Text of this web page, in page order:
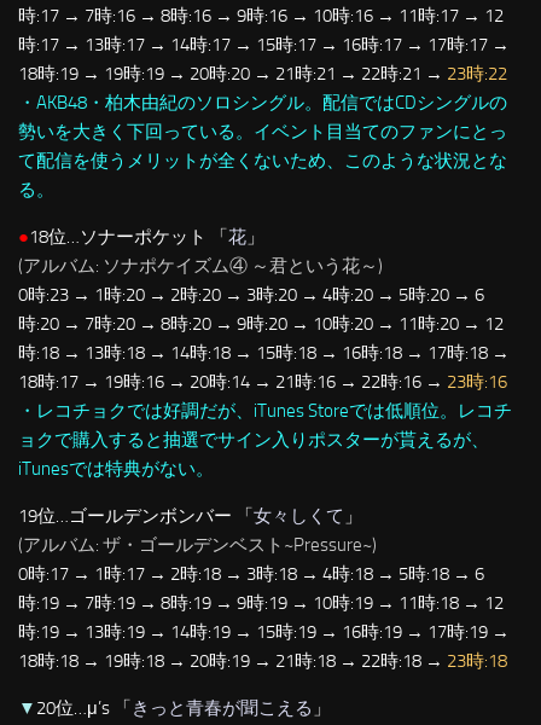
時:17 → 7時:16 → 8時:16 → 9時:16 → 10時:16 → 11時:17 → 12
時:17 → 13時:17 → 14時:17 → 15時:17 → 16時:17 → 17時:17 →
18時:19 → 19時:19 → 20時:20 → 21時:21 → 22時:21 → 23時:22
・AKB48・柏木由紀のソロシングル。配信ではCDシングルの
勢いを大きく下回っている。イベント目当てのファンにとっ
て配信を使うメリットが全くないため、このような状況とな
る。
●18位…ソナーポケット 「花 」
(アルバム: ソナポケイズム④ ～君という花～)
0時:23 → 1時:20 → 2時:20 → 3時:20 → 4時:20 → 5時:20 → 6
時:20 → 7時:20 → 8時:20 → 9時:20 → 10時:20 → 11時:20 → 12
時:18 → 13時:18 → 14時:18 → 15時:18 → 16時:18 → 17時:18 →
18時:17 → 19時:16 → 20時:14 → 21時:16 → 22時:16 → 23時:16
・レコチョクでは好調だが、iTunes Storeでは低順位。レコチ
ョクで購入すると抽選でサイン入りポスターが貰えるが、
iTunesでは特典がない。
19位…ゴールデンボンバー 「女々しくて 」
(アルバム: ザ・ゴールデンベスト~Pressure~)
0時:17 → 1時:17 → 2時:18 → 3時:18 → 4時:18 → 5時:18 → 6
時:19 → 7時:19 → 8時:19 → 9時:19 → 10時:19 → 11時:18 → 12
時:19 → 13時:19 → 14時:19 → 15時:19 → 16時:19 → 17時:19 →
18時:18 → 19時:18 → 20時:19 → 21時:18 → 22時:18 → 23時:18
▼ 20位…μ’s 「きっと青春が聞こえる 」